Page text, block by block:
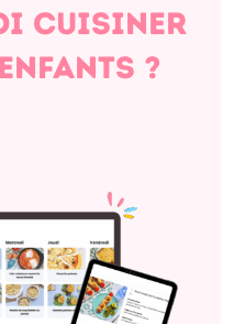
cuisiner
?